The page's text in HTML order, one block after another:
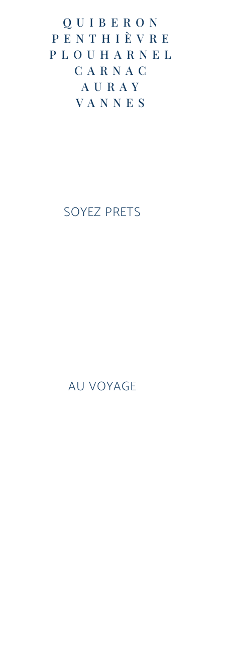
QUIBERON
PENTHIÈVRE
PLOUHARNEL
CARNAC
AURAY
VANNES
SOYEZ PRETS
AU VOYAGE